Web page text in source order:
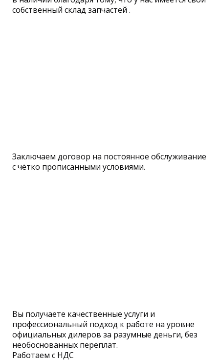
собственный склад запчастей .
Заключаем договор на постоянное обслуживание
с чётко прописанными условиями.
Вы получаете качественные услуги и
профессиональный подход к работе на уровне
официальных дилеров за разумные деньги, без
необоснованных переплат.
Работаем с НДС